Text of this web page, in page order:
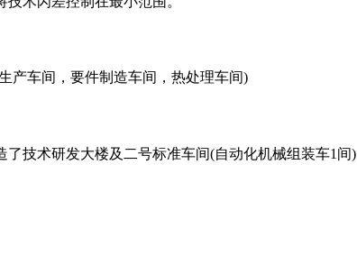
产车间，要件制造车间，热处理车间)
技术研发大楼及二号标准车间(自动化机械组装车1间)